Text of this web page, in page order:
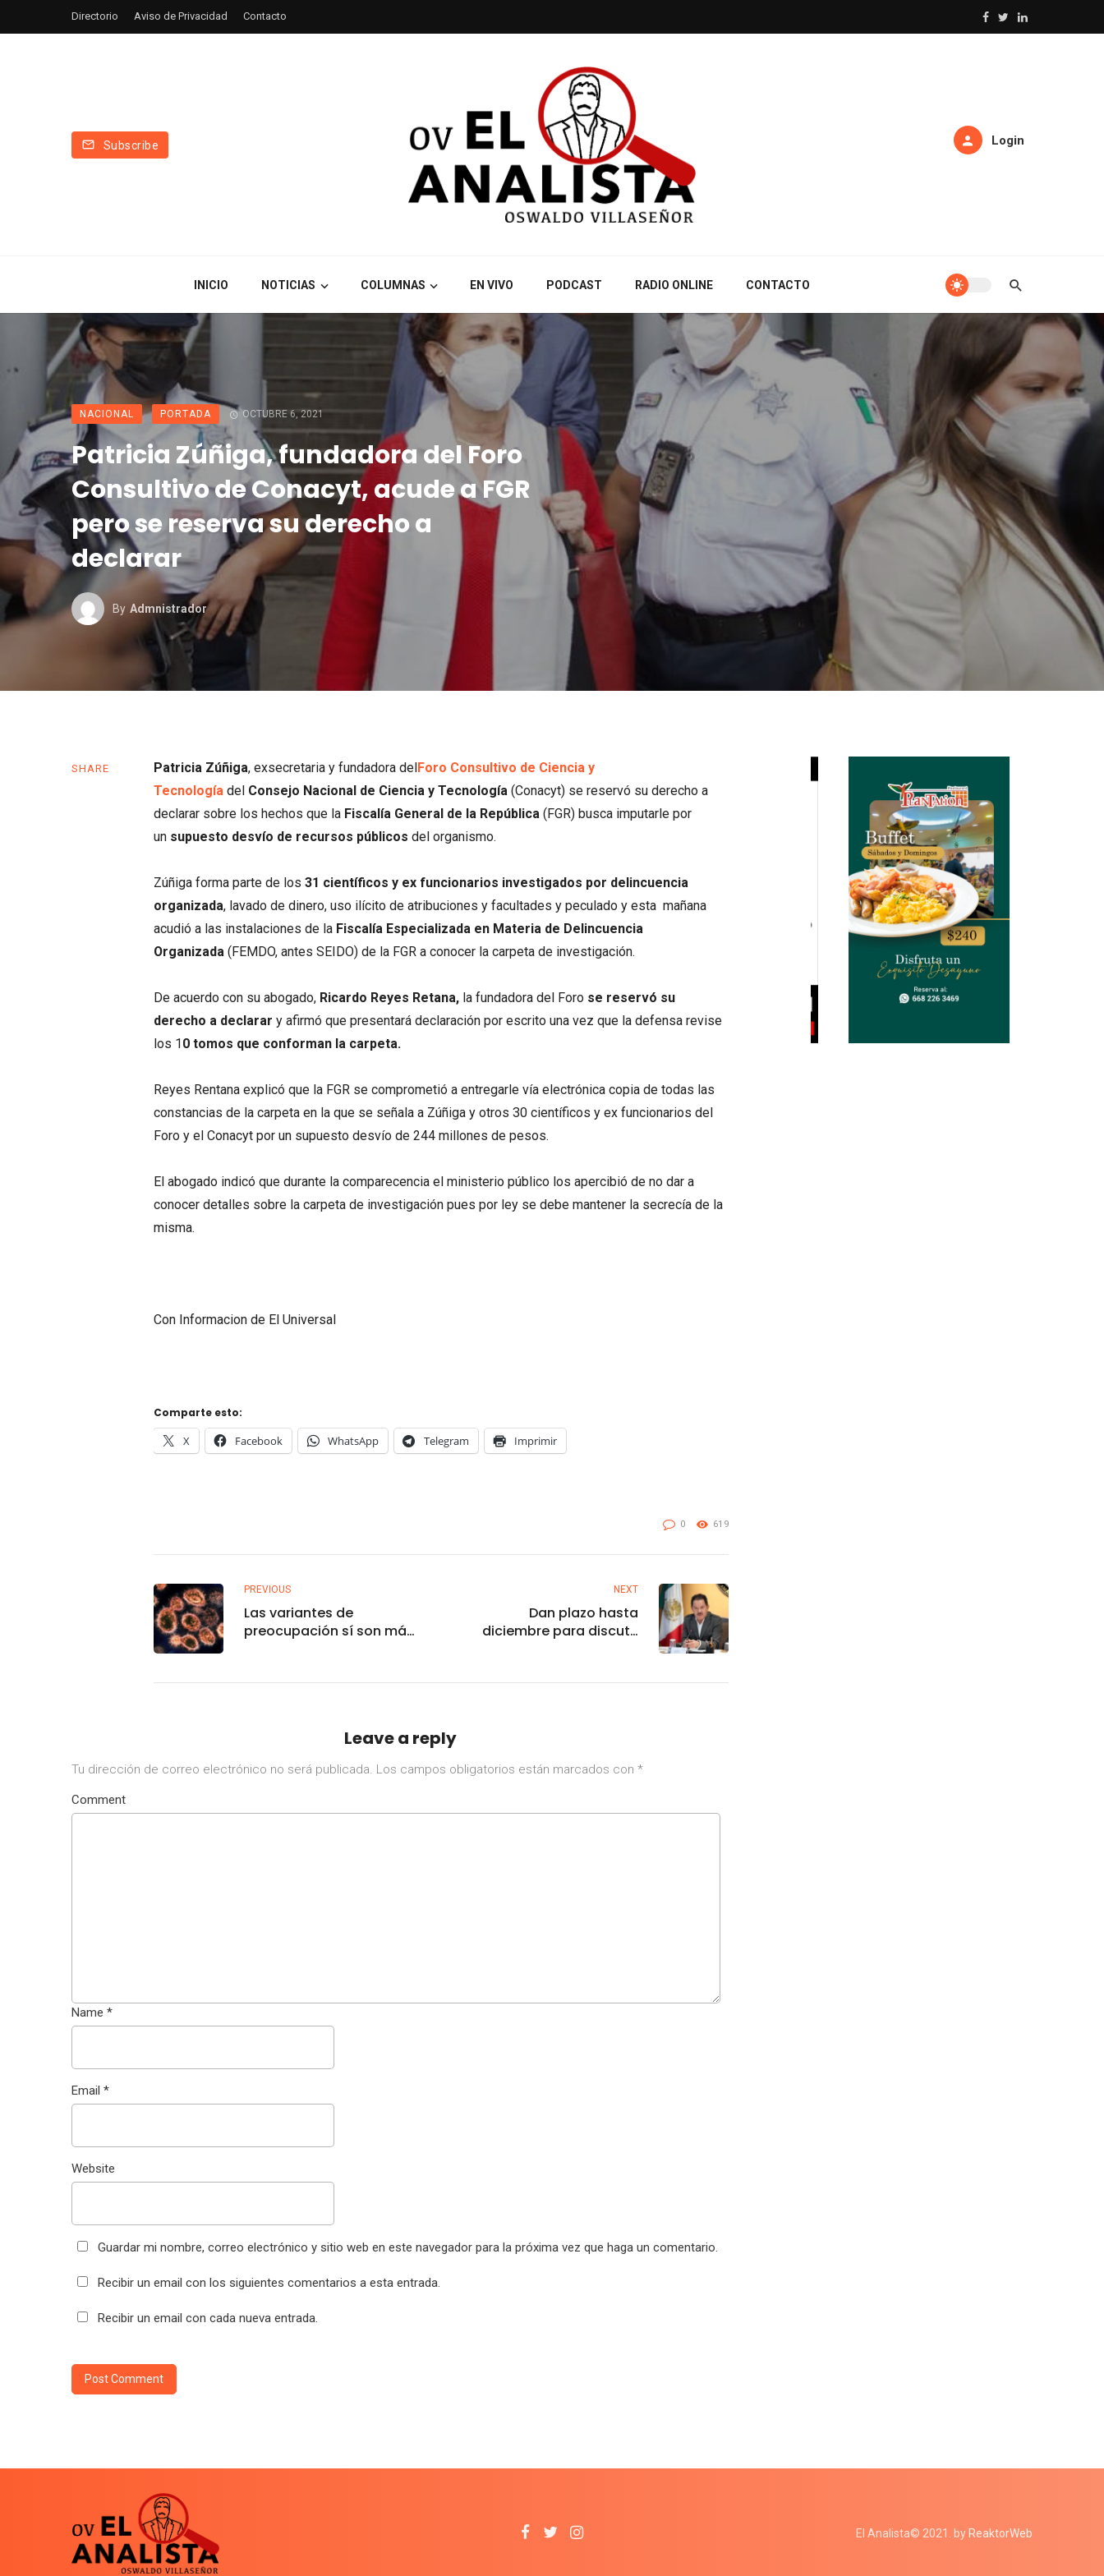
Directorio Aviso de Privacidad Contacto
Subscribe Login
INICIO NOTICIAS COLUMNAS EN VIVO PODCAST RADIO ONLINE CONTACTO
NACIONAL PORTADA OCTUBRE 6, 2021
Patricia Zúñiga, fundadora del Foro
Consultivo de Conacyt, acude a FGR
pero se reserva su derecho a
declarar
By Admnistrador
SHARE Patricia Zúñiga, exsecretaria y fundadora del Foro Consultivo de Ciencia y
Tecnología del Consejo Nacional de Ciencia y Tecnología (Conacyt) se reservó su derecho a
declarar sobre los hechos que la Fiscalía General de la República (FGR) busca imputarle por
un supuesto desvío de recursos públicos del organismo.
Zúñiga forma parte de los 31 científicos y ex funcionarios investigados por delincuencia
organizada, lavado de dinero, uso ilícito de atribuciones y facultades y peculado y esta mañana
acudió a las instalaciones de la Fiscalía Especializada en Materia de Delincuencia
Organizada (FEMDO, antes SEIDO) de la FGR a conocer la carpeta de investigación.
De acuerdo con su abogado, Ricardo Reyes Retana, la fundadora del Foro se reservó su
derecho a declarar y afirmó que presentará declaración por escrito una vez que la defensa revise
los 1 0 tomos que conforman la carpeta.
Reyes Rentana explicó que la FGR se comprometió a entregarle vía electrónica copia de todas las
constancias de la carpeta en la que se señala a Zúñiga y otros 30 científicos y ex funcionarios del
Foro y el Conacyt por un supuesto desvío de 244 millones de pesos.
El abogado indicó que durante la comparecencia el ministerio público los apercibió de no dar a
conocer detalles sobre la carpeta de investigación pues por ley se debe mantener la secrecía de la
misma.
Con Informacion de El Universal
Comparte esto:
X Facebook WhatsApp Telegram Imprimir
0 619
PREVIOUS
Las variantes de
preocupación sí son más
NEXT
Dan plazo hasta
diciembre para discutir
Leave a reply
Tu dirección de correo electrónico no será publicada. Los campos obligatorios están marcados con *
Comment
Name *
Email *
Website
Guardar mi nombre, correo electrónico y sitio web en este navegador para la próxima vez que haga un comentario.
Recibir un email con los siguientes comentarios a esta entrada.
Recibir un email con cada nueva entrada.
El Analista© 2021. by ReaktorWeb